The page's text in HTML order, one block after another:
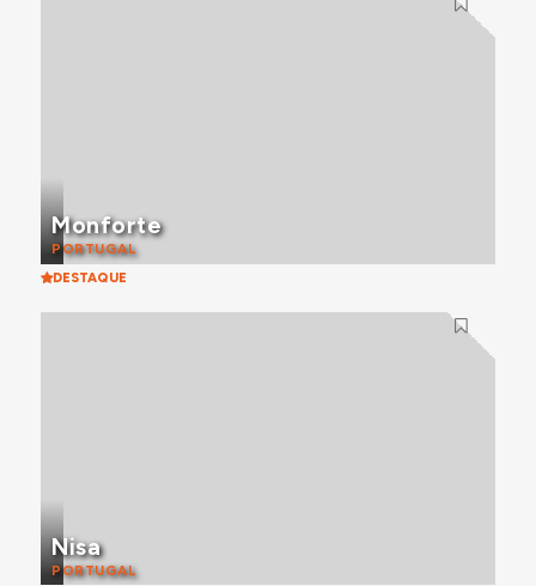
Monforte
PORTUGAL
DESTAQUE
Nisa
PORTUGAL